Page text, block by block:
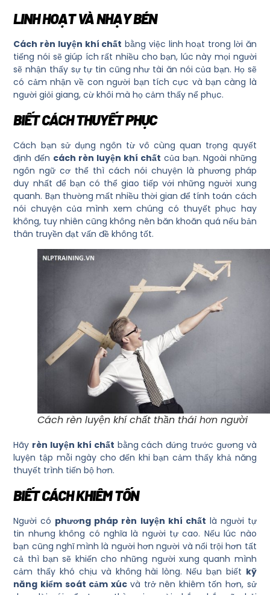
LINH HOẠT VÀ NHẠY BÉN
Cách rèn luyện khí chất bằng việc linh hoạt trong lời ăn
tiếng nói sẽ giúp ích rất nhiều cho bạn, lúc này mọi người
sẽ nhận thấy sự tự tin cũng như tài ăn nói của bạn. Họ sẽ
có cảm nhận về con người bạn tích cực và bạn càng là
người giỏi giang, cừ khôi mà họ cảm thấy nể phục.
BIẾT CÁCH THUYẾT PHỤC
Cách bạn sử dụng ngôn từ vô cùng quan trọng quyết
định đến cách rèn luyện khí chất của bạn. Ngoài những
ngôn ngữ cơ thể thì cách nói chuyện là phương pháp
duy nhất để bạn có thể giao tiếp với những người xung
quanh. Bạn thường mất nhiều thời gian để tính toán cách
nói chuyện của mình xem chúng có thuyết phục hay
không, tuy nhiên cũng không nên băn khoăn quá nếu bản
thân truyền đạt vấn đề không tốt.
Cách rèn luyện khí chất thần thái hơn người
Hãy rèn luyện khí chất bằng cách đứng trước gương và
luyện tập mỗi ngày cho đến khi bạn cảm thấy khả năng
thuyết trình tiến bộ hơn.
BIẾT CÁCH KHIÊM TỐN
Người có phương pháp rèn luyện khí chất là người tự
tin nhưng không có nghĩa là người tự cao. Nếu lúc nào
bạn cũng nghĩ mình là người hơn người và nổi trội hơn tất
cả thì bạn sẽ khiến cho những người xung quanh mình
cảm thấy khó chịu và không hài lòng. Nếu bạn biết kỹ
năng kiểm soát cảm xúcvà trở nên khiêm tốn hơn, sử